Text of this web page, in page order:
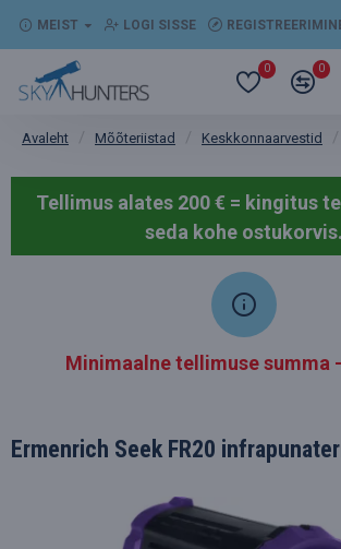
MEIST LOGI SISSE
0 0
Avaleht Mõõteriistad Keskkonnaarvestid
Tellimus alates 200 € = kingitus
seda kohe ostukorvis.
Minimaalne tellimuse summa
Ermenrich Seek FR20